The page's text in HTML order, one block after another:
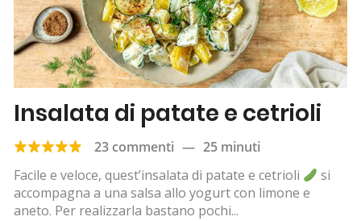
Insalata di patate e cetrioli
23 commenti — 25 minuti
Facile e veloce, quest’insalata di patate e cetrioli
si
accompagna a una salsa allo yogurt con limone e
aneto. Per realizzarla bastano pochi...